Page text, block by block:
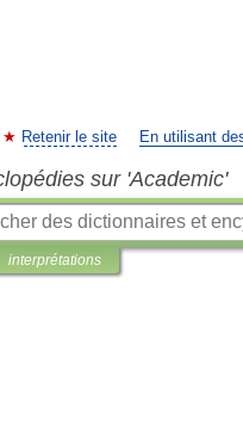
Retenir le site En utilisant
sur 'Academic'
interprétations